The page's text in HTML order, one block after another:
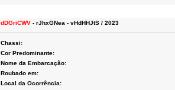
dDGriCWV - rJhxGNea - vHdHHJtS / 2023
Chassi:
Cor Predominante:
Nome da Embarcação:
Roubado em:
Local da Ocorrência: